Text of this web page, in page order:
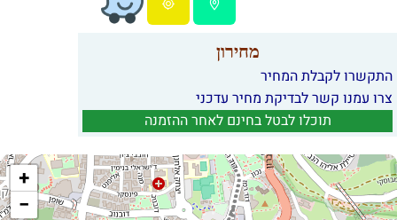
מחירון
התקשרו לקבלת המחיר
צרו עמנו קשר לבדיקת מחיר עדכני
תוכלו לבטל בחינם לאחר ההזמנה
+
−